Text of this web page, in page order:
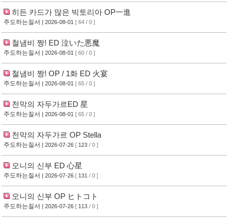
히든 카드가 많은 빅토리아 OP一進
주도하는질서 | 2026-08-01 [ 64 / 0 ]
철냄비 짱! ED 泣いた悪魔
주도하는질서 | 2026-08-01 [ 60 / 0 ]
철냄비 짱! OP / 1화 ED 火宴
주도하는질서 | 2026-08-01 [ 65 / 0 ]
천막의 자두가르ED 星
주도하는질서 | 2026-08-01 [ 65 / 0 ]
천막의 자두가르 OP Stella
주도하는질서 | 2026-07-26 [ 123 / 0 ]
오니의 신부 ED 心星
주도하는질서 | 2026-07-26 [ 131 / 0 ]
오니의 신부 OP ヒトコト
주도하는질서 | 2026-07-26 [ 113 / 0 ]